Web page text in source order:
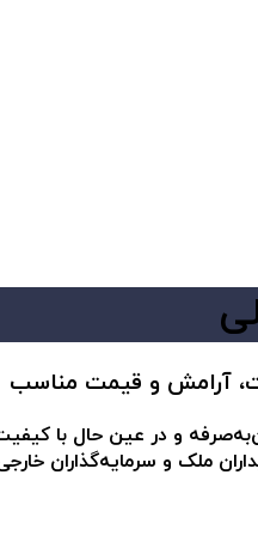
آرامش و قیمت مناسب
و در عین حال با کیفیت
ملک و سرمایه‌گذاران